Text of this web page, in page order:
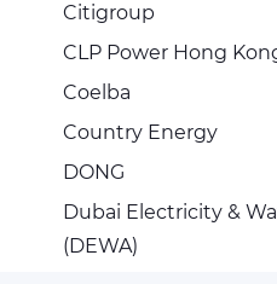
Citigroup
CLP Power Hong
Coelba
Country Energy
DONG
Dubai Electricity &
(DEWA)